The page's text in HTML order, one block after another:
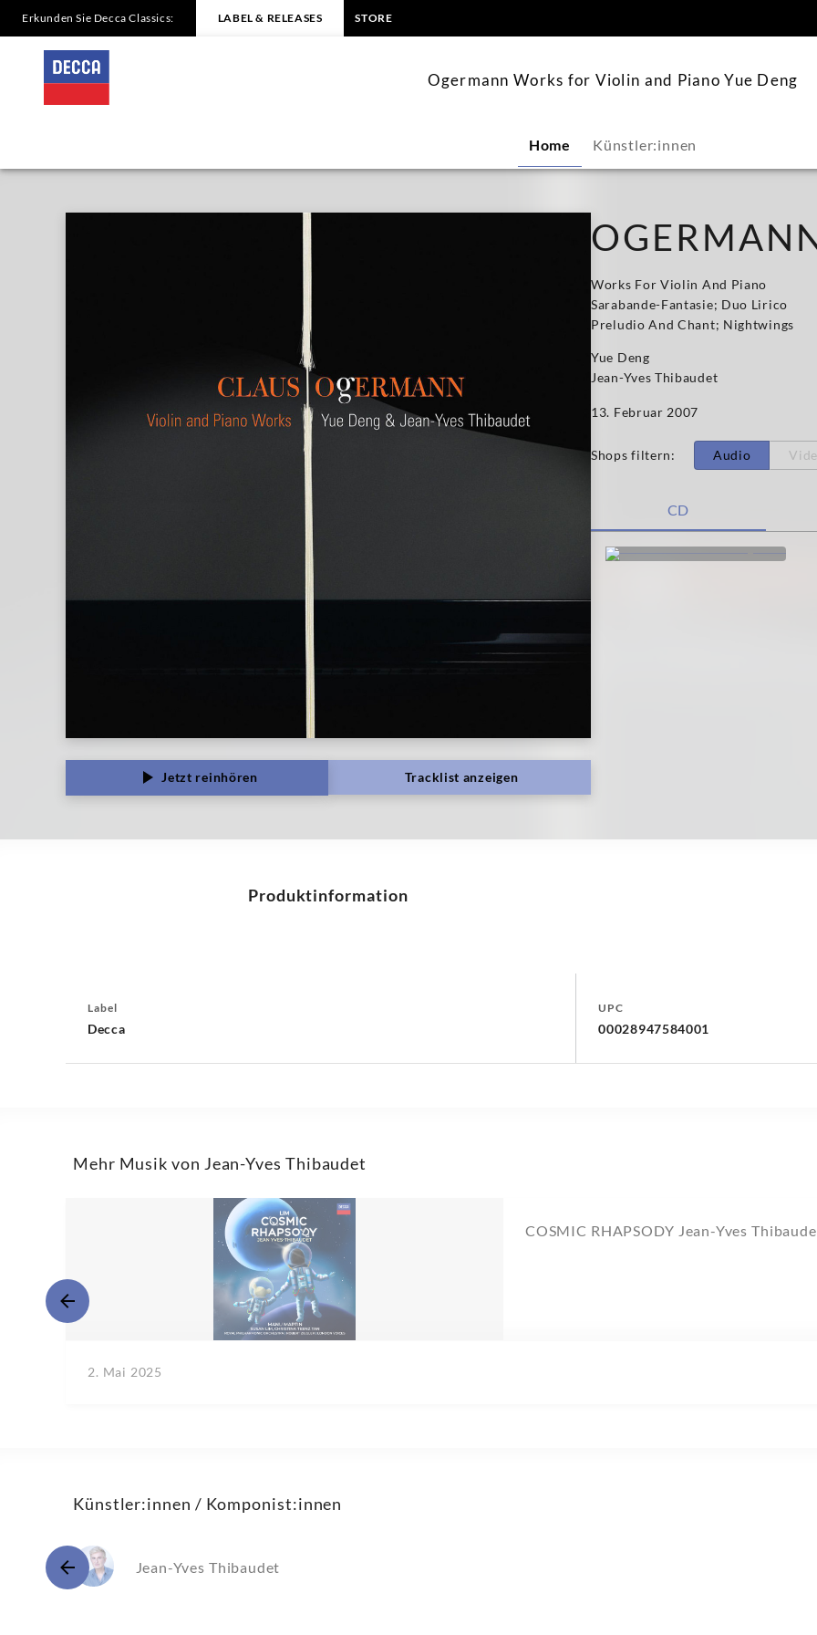
Ogermann
Works
Violin
Erkunden Sie Decca Classics: LABEL & RELEASES STORE
Ogermann Works for Violin and Piano Yue Deng
Home Künstler:innen
Jetzt reinhören Tracklist anzeigen
Works For Violin And Piano
Sarabande-Fantasie; Duo Lirico
Preludio And Chant; Nightwings
Yue Deng
Jean-Yves Thibaudet
13. Februar 2007
Shops filtern: Audio
CD
Produktinformation
Label
Decca
UPC
00028947584001
Mehr Musik von Jean-Yves Thibaudet
COSMIC RHAPSODY Jean-Yves
2. Mai 2025
Künstler:innen / Komponist:innen
Jean-Yves Thibaudet